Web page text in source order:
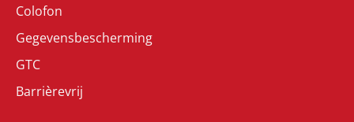
Colofon
Gegevensbescherming
GTC
Barrièrevrij